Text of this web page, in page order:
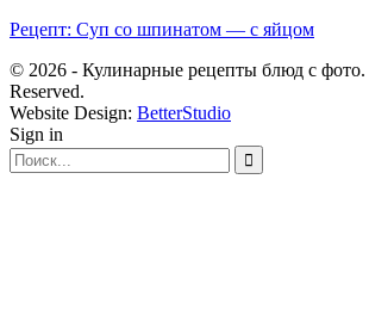
Рецепт: Суп со шпинатом — с яйцом
© 2026 - Кулинарные рецепты блюд с
Reserved.
Website Design: BetterStudio
Sign in